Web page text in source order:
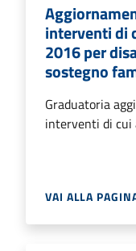
interventi di
2016 per
sostegno
Graduatoria
interventi di
VAI ALLA